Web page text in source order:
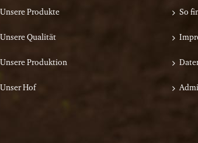
Unsere Produkte
Unsere Qualität
Unsere Produktion
Unser Hof
So